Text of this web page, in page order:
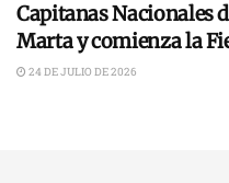
Capitanas Nacionales
Marta y comienza la
24 DE JULIO DE 2026